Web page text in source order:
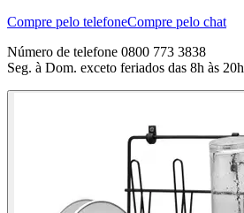
Compre pelo telefoneCompre pelo chat
Número de telefone 0800 773 3838
Seg. à Dom. exceto feriados das 8h às 20h